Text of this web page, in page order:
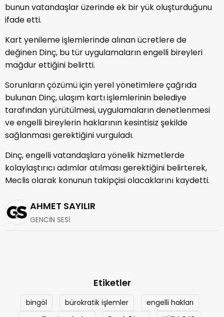
bunun vatandaşlar üzerinde ek bir yük oluşturduğunu
ifade etti.
Kart yenileme işlemlerinde alınan ücretlere de
değinen Dinç, bu tür uygulamaların engelli bireyleri
mağdur ettiğini belirtti.
Sorunların çözümü için yerel yönetimlere çağrıda
bulunan Dinç, ulaşım kartı işlemlerinin belediye
tarafından yürütülmesi, uygulamaların denetlenmesi
ve engelli bireylerin haklarının kesintisiz şekilde
sağlanması gerektiğini vurguladı.
Dinç, engelli vatandaşlara yönelik hizmetlerde
kolaylaştırıcı adımlar atılması gerektiğini belirterek,
Meclis olarak konunun takipçisi olacaklarını kaydetti.
AHMET SAYILIR
GENCİN SESİ
Etiketler
bingöl bürokratik işlemler
engelli hakları